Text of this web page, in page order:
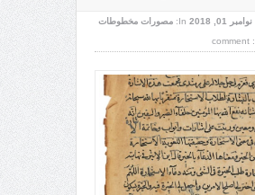
نوامبر 01, 2018 In:
مصورات مخطوطات
comment :